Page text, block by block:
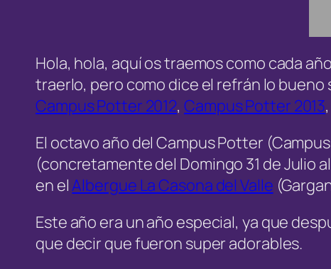
Hola, hola, aquí os traemos como cada
traerlo, pero como dice el refrán lo bueno
Campus Potter 2012,Campus Potter 2013
El octavo año del Campus Potter
(concretamente del Domingo 31 de Julio
en elAlbergue La Casona del Valle
Este año era un año especial, ya que
que decir que fueron super adorables.